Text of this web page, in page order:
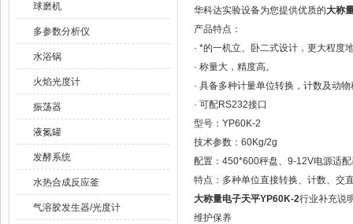
球磨机
多参数分析仪
水浴锅
火焰光度计
振荡器
液氮罐
发酵系统
水热合成反应釜
气溶胶发生器/光度计
华科达实验设备为您提供优质的大称
产品特点：
· *的一机立、卧二式设计，更大程度
· 称量大，精度高。
· 具备多种计量单位转换，计数及动
· 可配RS232接口
型号：YP60K-2
技术参数：60Kg/2g
配置：450*600秤盘、9-12V电源适
特点：多种单位直接转换、计数、交
大称量电子天平YP60K-2行业补充说
维护保养